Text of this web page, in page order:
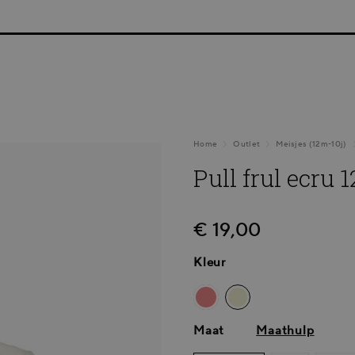
Home Outlet Meisjes (12m-10j)
Pull frul ecru
€ 19,00
Kleur
Maat Maathulp